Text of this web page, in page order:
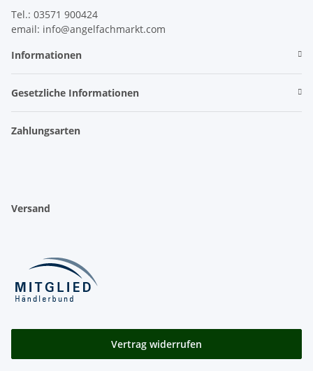
Tel.: 03571 900424
email: info@angelfachmarkt.com
Informationen
Gesetzliche Informationen
Zahlungsarten
Versand
Vertrag widerrufen